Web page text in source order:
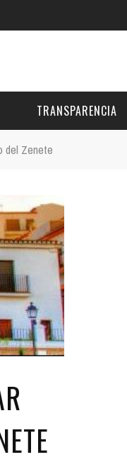
DE ÁMBITO COMARCAL Y
TRANSPARENCIA
REUNIONES Y
PRESUPUESTO Y
OTRA INFORMACIÓN DE
del Zenete